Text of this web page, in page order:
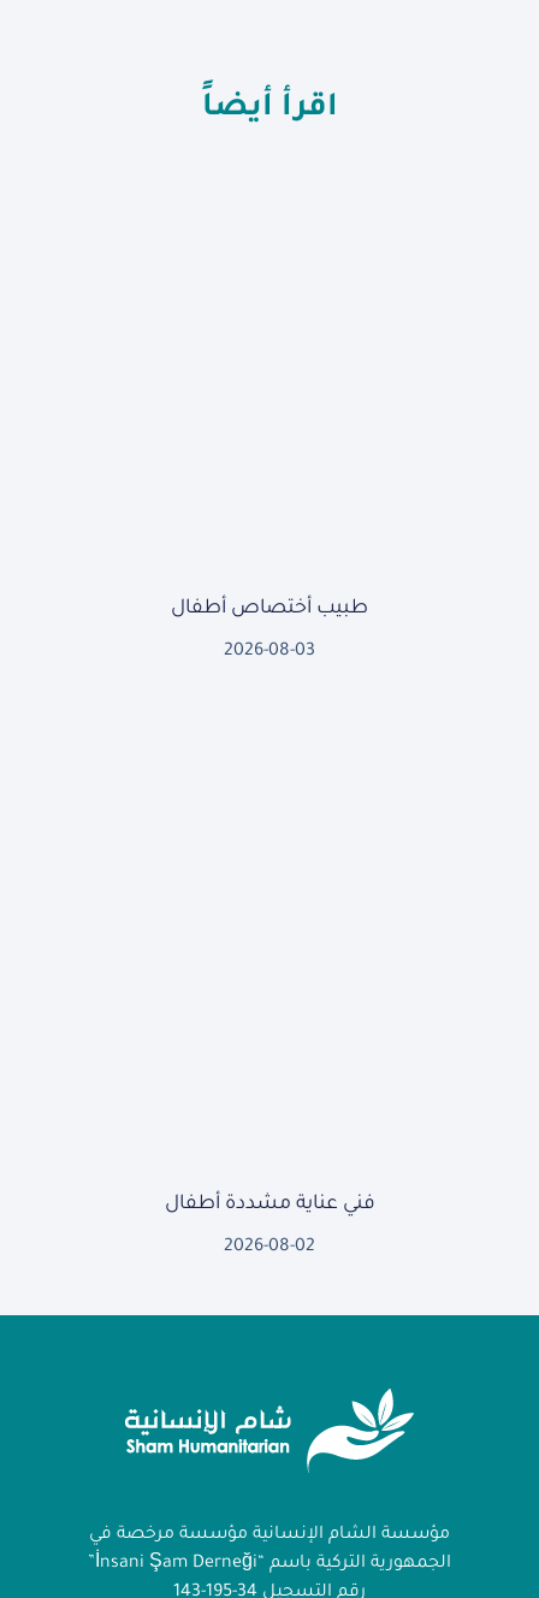
اقرأ أيضاً
طبيب أختصاص أطفال
2026-08-03
فني عناية مشددة أطفال
2026-08-02
مؤسسة الشام الإنسانية مؤسسة مرخصة في
الجمهورية التركية باسم “İnsani Şam Derneği”
رقم التسجيل 34-195-143